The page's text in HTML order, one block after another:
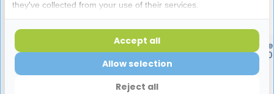
Meridol Tandpasta | 75 ml
Marvis
Cinnamon Mint |
they've collected from your use of their services.
Reject all
Allow selection
Accept all